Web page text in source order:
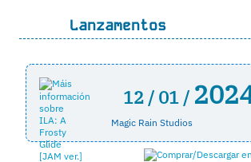
Lanzamentos
12 / 01 /
Magic Rain Studios